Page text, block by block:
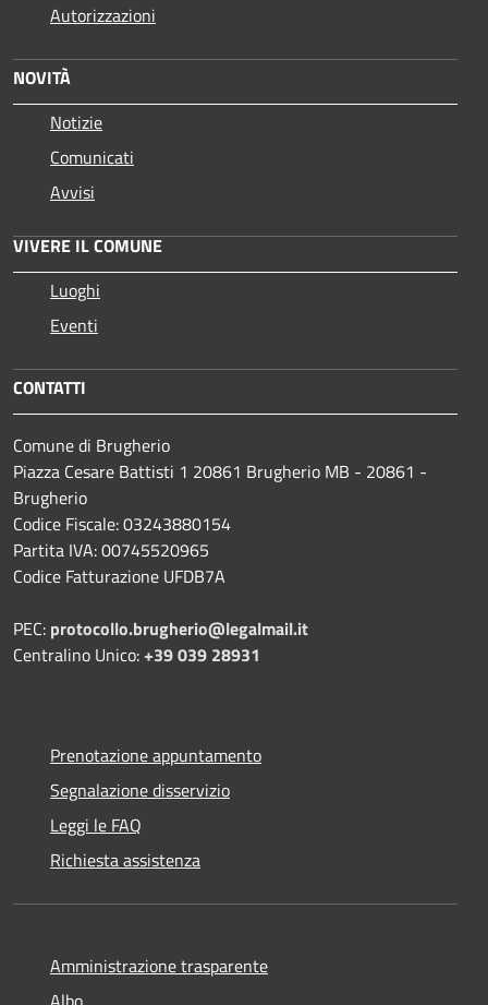
Autorizzazioni
NOVITÀ
Notizie
Comunicati
Avvisi
VIVERE IL COMUNE
Luoghi
Eventi
CONTATTI
Comune di Brugherio
Piazza Cesare Battisti 1 20861 Brugherio MB - 20861 -
Brugherio
Codice Fiscale: 03243880154
Partita IVA: 00745520965
Codice Fatturazione UFDB7A
PEC: protocollo.brugherio@legalmail.it
Centralino Unico:+39 039 28931
Prenotazione appuntamento
Segnalazione disservizio
Leggi le FAQ
Richiesta assistenza
Amministrazione trasparente